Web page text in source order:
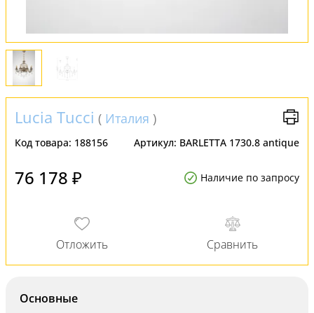
Lucia Tucci ( Италия )
Код товара: 188156 Артикул: BARLETTA 1730.8 antique
76 178 ₽ Наличие по запросу
Основные